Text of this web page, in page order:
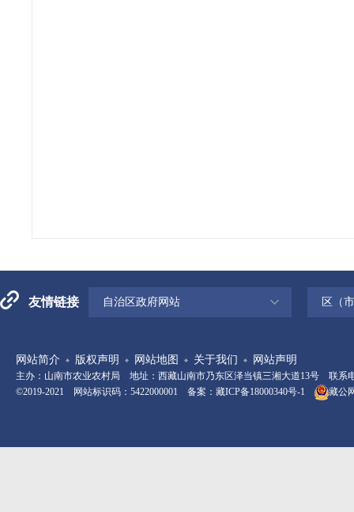
友情链接 自治区政府网站 区（
网站简介 版权声明 网站地图 关于我们 网站声明
主办：山南市农业农村局 地址：西藏山南市乃东区泽当镇三湘大道13号 联系电
©2019-2021 网站标识码：5422000001 备案： 藏ICP备18000340号-1 藏公